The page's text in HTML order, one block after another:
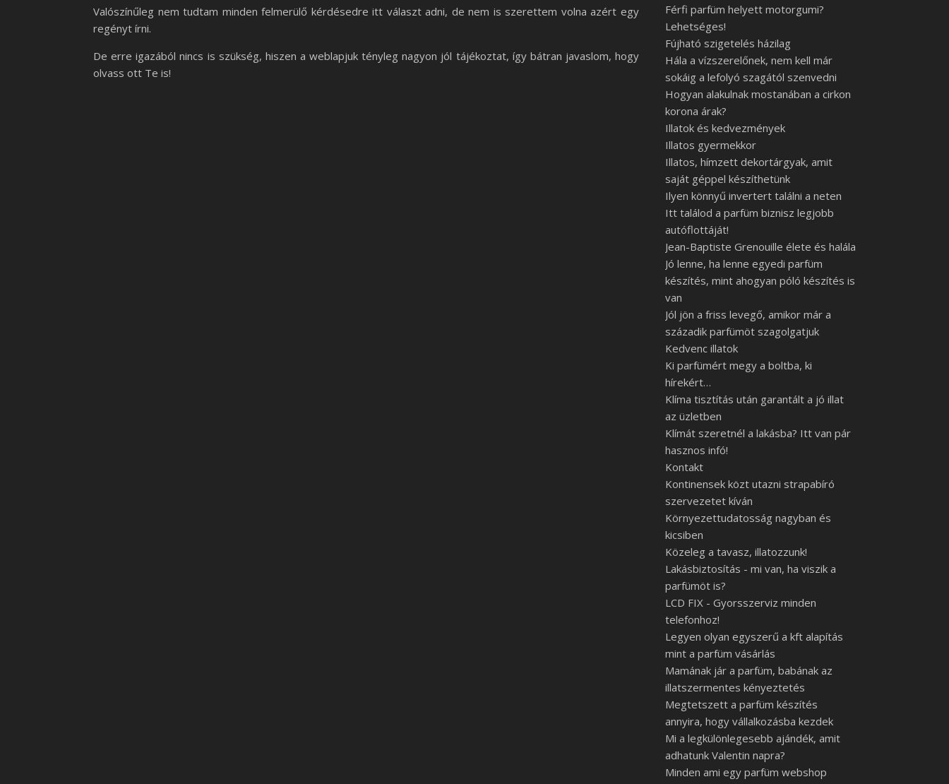
Valószínűleg nem tudtam minden felmerülő kérdésedre itt választ adni, de nem is szerettem volna azért egy
regényt írni.
De erre igazából nincs is szükség, hiszen a weblapjuk tényleg nagyon jól tájékoztat, így bátran javaslom, hogy
olvass ott Te is!
Férfi parfüm helyett motorgumi?
Lehetséges!
Fújható szigetelés házilag
Hála a vízszerelőnek, nem kell már
sokáig a lefolyó szagától szenvedni
Hogyan alakulnak mostanában a cirkon
korona árak?
Illatok és kedvezmények
Illatos gyermekkor
Illatos, hímzett dekortárgyak, amit
saját géppel készíthetünk
Ilyen könnyű invertert találni a neten
Itt találod a parfüm biznisz legjobb
autóflottáját!
Jean-Baptiste Grenouille élete és halála
Jó lenne, ha lenne egyedi parfüm
készítés, mint ahogyan póló készítés is
van
Jól jön a friss levegő, amikor már a
századik parfümöt szagolgatjuk
Kedvenc illatok
Ki parfümért megy a boltba, ki
hírekért…
Klíma tisztítás után garantált a jó illat
az üzletben
Klímát szeretnél a lakásba? Itt van pár
hasznos infó!
Kontakt
Kontinensek közt utazni strapabíró
szervezetet kíván
Környezettudatosság nagyban és
kicsiben
Közeleg a tavasz, illatozzunk!
Lakásbiztosítás - mi van, ha viszik a
parfümöt is?
LCD FIX - Gyorsszerviz minden
telefonhoz!
Legyen olyan egyszerű a kft alapítás
mint a parfüm vásárlás
Mamának jár a parfüm, babának az
illatszermentes kényeztetés
Megtetszett a parfüm készítés
annyira, hogy vállalkozásba kezdek
Mi a legkülönlegesebb ajándék, amit
adhatunk Valentin napra?
Minden ami egy parfüm webshop